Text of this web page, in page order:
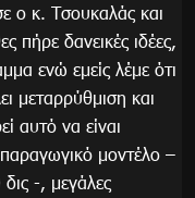
ο κ. Τσουκαλάς και
πήρε δανεικές ιδέες,
ενώ εμείς λέμε ότι
μεταρρύθμιση και
αυτό να είναι
μοντέλο –
-, μεγάλες